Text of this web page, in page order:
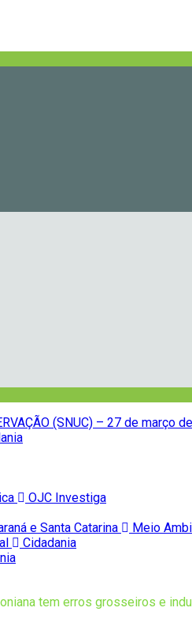
(SNUC) – 27 de março
OJC Investiga
e Santa Catarina
Meio
Cidadania
tem erros grosseiros e